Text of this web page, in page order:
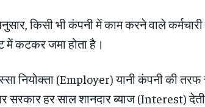
किसी भी कंपनी में काम करने वाले
में कटकर जमा होता है।
नियोक्ता (Employer) यानी कंपनी की
सरकार हर साल शानदार ब्याज (Interest)